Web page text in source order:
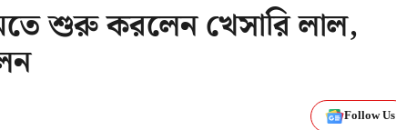
শুরু করলেন খেসারি লাল,
Follow Us